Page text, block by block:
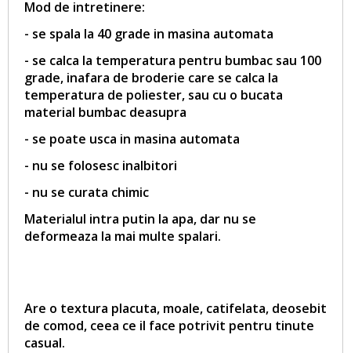
Mod de intretinere:
- se spala la 40 grade in masina automata
- se calca la temperatura pentru bumbac sau 100
grade, inafara de broderie care se calca la
temperatura de poliester, sau cu o bucata
material bumbac deasupra
- se poate usca in masina automata
- nu se folosesc inalbitori
- nu se curata chimic
Materialul intra putin la apa, dar nu se
deformeaza la mai multe spalari.
Are o textura placuta, moale, catifelata, deosebit
de comod, ceea ce il face potrivit pentru tinute
casual.